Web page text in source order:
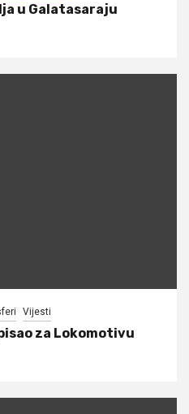
u Galatasaraju
Vijesti
za Lokomotivu